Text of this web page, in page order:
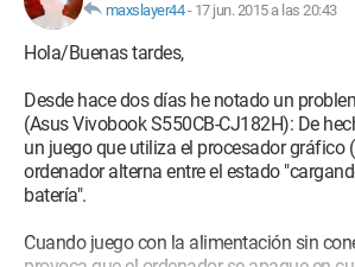
maxslayer44- 17 jun. 2015 a las 20:43
Hola/Buenas tardes,
Desde hace dos días he notado un
(Asus Vivobook S550CB-CJ182H): De
un juego que utiliza el procesador gráfico
ordenador alterna entre el estado
batería".
Cuando juego con la alimentación sin